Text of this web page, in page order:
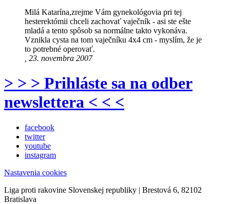
Milá Katarína,zrejme Vám gynekológovia pri tej
hesterektómii chceli zachovať vaječník - asi ste ešte
mladá a tento spôsob sa normálne takto vykonáva.
Vznikla cysta na tom vaječníku 4x4 cm - myslím, že je
to potrebné operovať.
, 23. novembra 2007
> > > Prihláste sa na odber
newslettera < < <
facebook
twitter
youtube
instagram
Nastavenia cookies
Liga proti rakovine Slovenskej republiky | Brestová 6, 82102
Bratislava